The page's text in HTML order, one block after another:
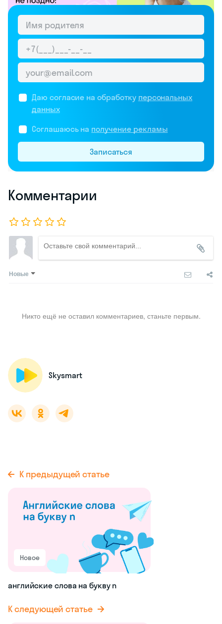
Даю согласие на обработку персональных
данных
Соглашаюсь на получение рекламы
Записаться
Комментарии
Новые
Никто ещё не оставил комментариев, станьте первым.
Skysmart
К предыдущей статье
Новое
английские слова на букву n
К следующей статье